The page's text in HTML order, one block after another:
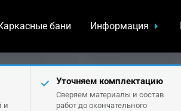
Каркасные бани Информация
и
Уточняем комплектацию
Сверяем материалы и состав
работ до окончательного